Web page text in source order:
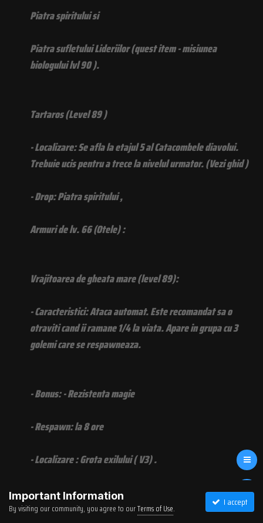
Piatra spiritului si
Piatra sufletului Lideriilor (quest item - misiunea
biologului lvl 90 ).
Tartaros (Level 89 )
- Localizare: Se afla la etajul 5 al Catacombele diavolui.
Trebuie ucis pentru a trece la nivelul urmator. (Vezi ghid )
- Drop: Piatra spiritului ,
Armuri de lv. 66 (Otele) :
Vrajitoarea de gheata mare (level 89):
- Caracteristici: Ataca automat. Este recomandat sa o
otraviti cand ii ramane 1/4 la viata. Apare in grupa cu 3
golemi care se respawneaza.
- Bonus: - Rezistenta magie
- Respawn: la 8 ore
- Localizare : Grota exilului ( V3) .
- Drop : Piatra insangerata 1/5 ( dropul variaza , poti primi
1 piatra sau 5 pietre insangerate),
Important Information
By visiting our community, you agree to ourTerms of Use.
I accept